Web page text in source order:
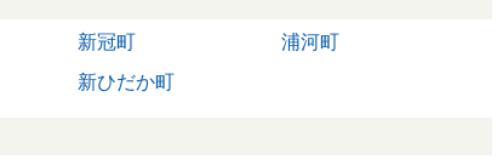
新冠町
浦河町
新ひだか町